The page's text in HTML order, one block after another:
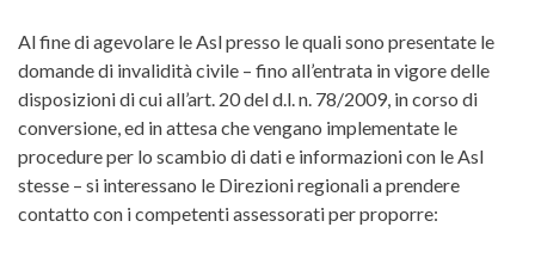
Al fine di agevolare le Asl presso le quali sono presentate le
domande di invalidità civile – fino all’entrata in vigore delle
disposizioni di cui all’art. 20 del d.l. n. 78/2009, in corso di
conversione, ed in attesa che vengano implementate le
procedure per lo scambio di dati e informazioni con le Asl
stesse – si interessano le Direzioni regionali a prendere
contatto con i competenti assessorati per proporre: